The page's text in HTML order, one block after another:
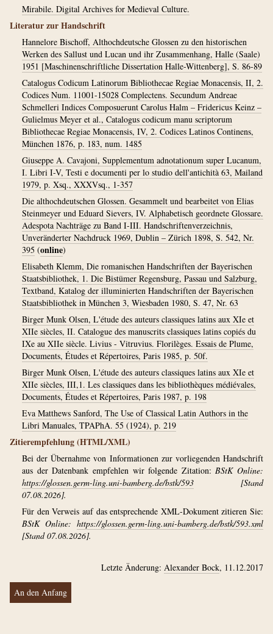
Mirabile. Digital Archives for Medieval Culture.
Literatur zur Handschrift
Hannelore Bischoff, Althochdeutsche Glossen zu den historischen
Werken des Sallust und Lucan und ihr Zusammenhang, Halle (Saale)
1951 [Maschinenschriftliche Dissertation Halle-Wittenberg], S. 86-89
Catalogus Codicum Latinorum Bibliothecae Regiae Monacensis, II, 2.
Codices Num. 11001-15028 Complectens. Secundum Andreae
Schmelleri Indices Composuerunt Carolus Halm – Fridericus Keinz –
Gulielmus Meyer et al., Catalogus codicum manu scriptorum
Bibliothecae Regiae Monacensis, IV, 2. Codices Latinos Continens,
München 1876, p. 183, num. 1485
Giuseppe A. Cavajoni, Supplementum adnotationum super Lucanum,
I. Libri I-V, Testi e documenti per lo studio dell'antichità 63, Mailand
1979, p. Xsq., XXXVsq., 1-357
Die althochdeutschen Glossen. Gesammelt und bearbeitet von Elias
Steinmeyer und Eduard Sievers, IV. Alphabetisch geordnete Glossare.
Adespota Nachträge zu Band I-III. Handschriftenverzeichnis,
Unveränderter Nachdruck 1969, Dublin – Zürich 1898, S. 542, Nr.
395 (online)
Elisabeth Klemm, Die romanischen Handschriften der Bayerischen
Staatsbibliothek, 1. Die Bistümer Regensburg, Passau und Salzburg,
Textband, Katalog der illuminierten Handschriften der Bayerischen
Staatsbibliothek in München 3, Wiesbaden 1980, S. 47, Nr. 63
Birger Munk Olsen, L'étude des auteurs classiques latins aux XIe et
XIIe siècles, II. Catalogue des manuscrits classiques latins copiés du
IXe au XIIe siècle. Livius - Vitruvius. Florilèges. Essais de Plume,
Documents, Études et Répertoires, Paris 1985, p. 50f.
Birger Munk Olsen, L'étude des auteurs classiques latins aux XIe et
XIIe siècles, III,1. Les classiques dans les bibliothèques médiévales,
Documents, Études et Répertoires, Paris 1987, p. 198
Eva Matthews Sanford, The Use of Classical Latin Authors in the
Libri Manuales, TPAPhA. 55 (1924), p. 219
Zitierempfehlung (HTML/XML)
Bei der Übernahme von Informationen zur vorliegenden Handschrift
aus der Datenbank empfehlen wir folgende Zitation:BStK Online:
https://glossen.germ-ling.uni-bamberg.de/bstk/593 [Stand
07.08.2026].
Für den Verweis auf das entsprechende XML-Dokument zitieren Sie:
BStK Online: https://glossen.germ-ling.uni-bamberg.de/bstk/593.xml
[Stand 07.08.2026].
Letzte Änderung: Alexander Bock, 11.12.2017
An den Anfang